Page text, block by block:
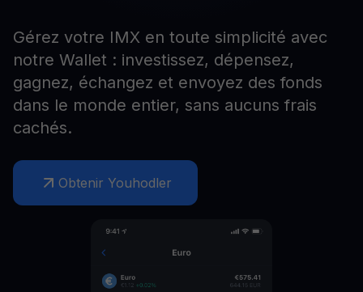
Gérez votre IMX en toute simplicité avec
notre Wallet : investissez, dépensez,
gagnez, échangez et envoyez des fonds
dans le monde entier, sans aucuns frais
cachés.
Obtenir Youhodler